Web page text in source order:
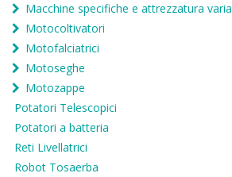
Macchine specifiche e attrezzatura varia
Motocoltivatori
Motofalciatrici
Motoseghe
Motozappe
Potatori Telescopici
Potatori a batteria
Reti Livellatrici
Robot Tosaerba